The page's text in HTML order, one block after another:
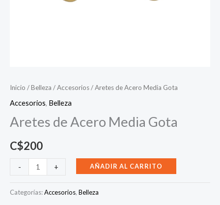
Inicio /Belleza /Accesorios/ Aretes de Acero Media Gota
Accesorios, Belleza
Aretes de Acero Media Gota
C$200
-
Acero
+ AÑADIR AL CARRITO
Categorías:Accesorios, Belleza